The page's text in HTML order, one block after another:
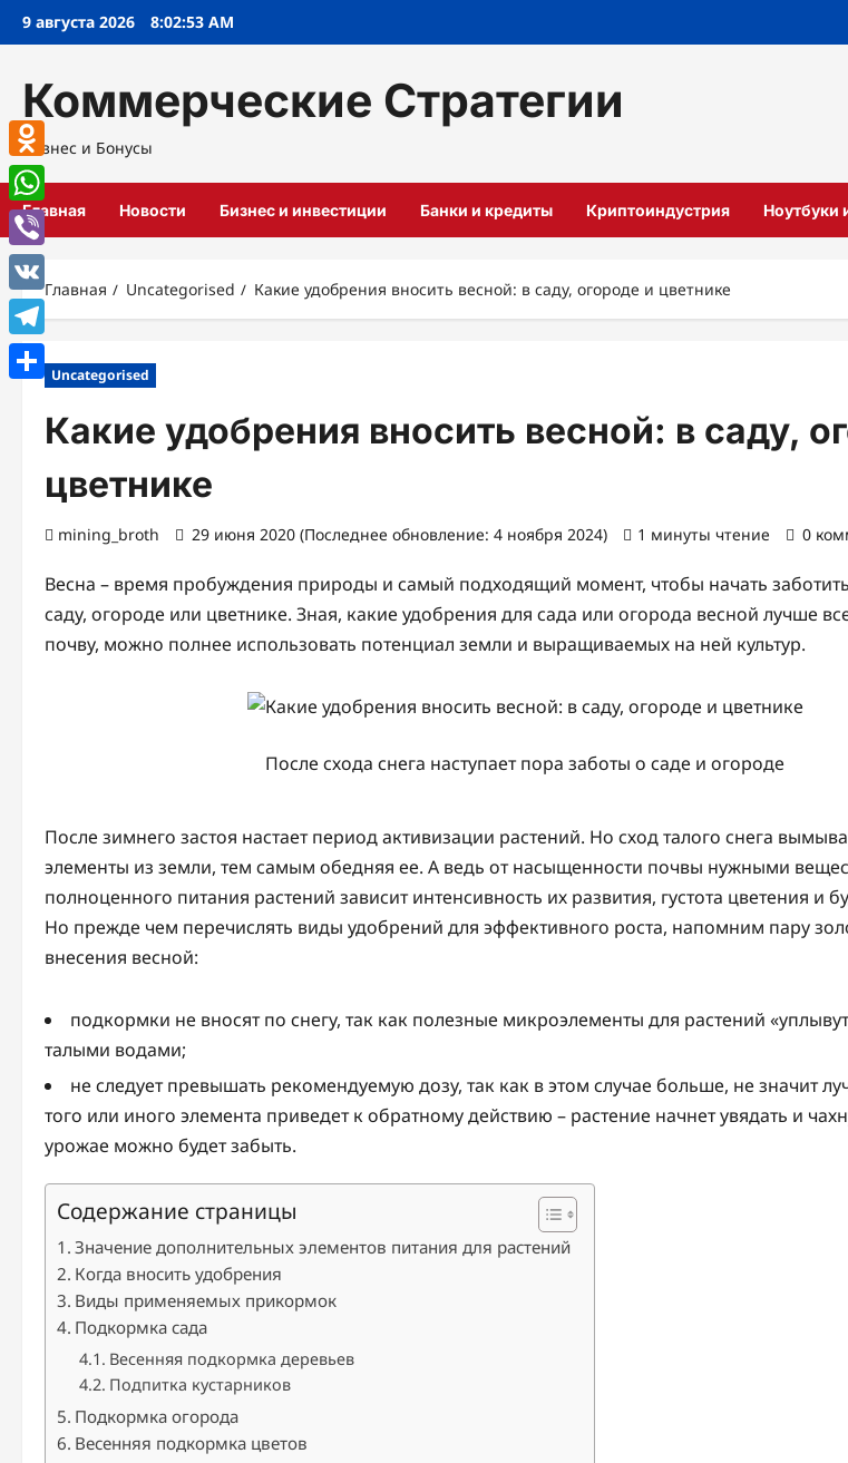
Перейти
9 августа 2026 8:02:54 AM
Коммерческие Стратегии
Бизнес и Бонусы
Главная Новости Бизнес и инвестиции Банки и кредиты Криптоиндустрия Ноутбуки
Главная Uncategorised Какие удобрения вносить весной: в саду, огороде и цветнике
Uncategorised
Какие удобрения вносить весной: в саду,
цветнике
mining_broth 29 июня 2020 (Последнее обновление: 4 ноября 2024) 1 минуты чтение 0
Весна – время пробуждения природы и самый подходящий момент, чтобы начать
саду, огороде или цветнике. Зная, какие удобрения для сада или огорода весной лучше
почву, можно полнее использовать потенциал земли и выращиваемых на ней культур.
После схода снега наступает пора заботы о саде и огороде
После зимнего застоя настает период активизации растений. Но сход талого снега
элементы из земли, тем самым обедняя ее. А ведь от насыщенности почвы нужными
полноценного питания растений зависит интенсивность их развития, густота цветения и
Но прежде чем перечислять виды удобрений для эффективного роста, напомним пару
внесения весной:
подкормки не вносят по снегу, так как полезные микроэлементы для растений
талыми водами;
не следует превышать рекомендуемую дозу, так как в этом случае больше, не значит
того или иного элемента приведет к обратному действию – растение начнет увядать и
урожае можно будет забыть.
Содержание страницы
Значение дополнительных элементов питания для растений
Когда вносить удобрения
Виды применяемых прикормок
Подкормка сада
Весенняя подкормка деревьев
Подпитка кустарников
Подкормка огорода
Весенняя подкормка цветов
Odnoklassniki
WhatsApp
Viber
VK
Telegram